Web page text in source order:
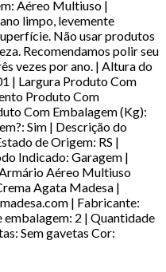
Aéreo Multiuso |
limpo, levemente
Não usar produtos
Recomendamos polir seu
vezes por ano. | Altura do
| Largura Produto Com
Produto Com
Com Embalagem (Kg):
Sim | Descrição do
de Origem: RS |
Indicado: Garagem |
Aéreo Multiuso
Agata Madesa |
| Fabricante:
embalagem: 2 | Quantidade
Sem gavetas Cor: